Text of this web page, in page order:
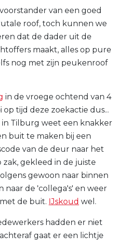
van een goed
roof, toch kunnen we
dat de dader uit de
maakt, alles op pure
nog met zijn peukenroof
in de vroege ochtend van 4
op tijd deze zoekactie dus...
in Tilburg weet een knakker
buit te maken bij een
van de deur naar het
gekleed in de juiste
gewoon naar binnen
naar de 'collega's' en weer
de buit. IJskoud wel.
hadden er niet
gaat er een lichtje